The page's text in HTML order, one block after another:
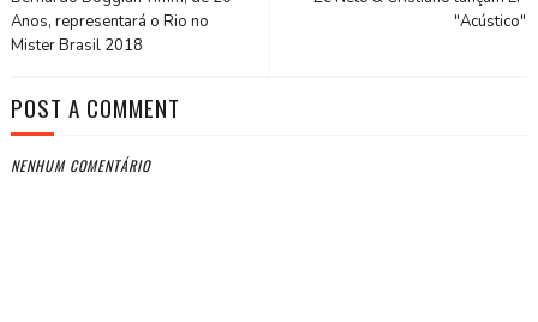
"Acústico"
Anos, representará o Rio no
Mister Brasil 2018
POST A COMMENT
NENHUM COMENTÁRIO